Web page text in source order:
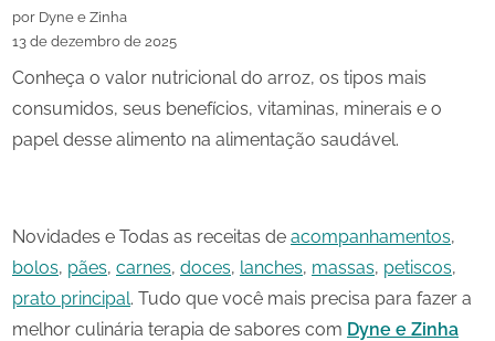
por Dyne e Zinha
13 de dezembro de 2025
Conheça o valor nutricional do arroz, os tipos mais
consumidos, seus benefícios, vitaminas, minerais e o
papel desse alimento na alimentação saudável.
Novidades e Todas as receitas de acompanhamentos,
bolos, pães, carnes, doces, lanches, massas, petiscos,
prato principal. Tudo que você mais precisa para fazer a
melhor culinária terapia de sabores com Dyne e Zinha